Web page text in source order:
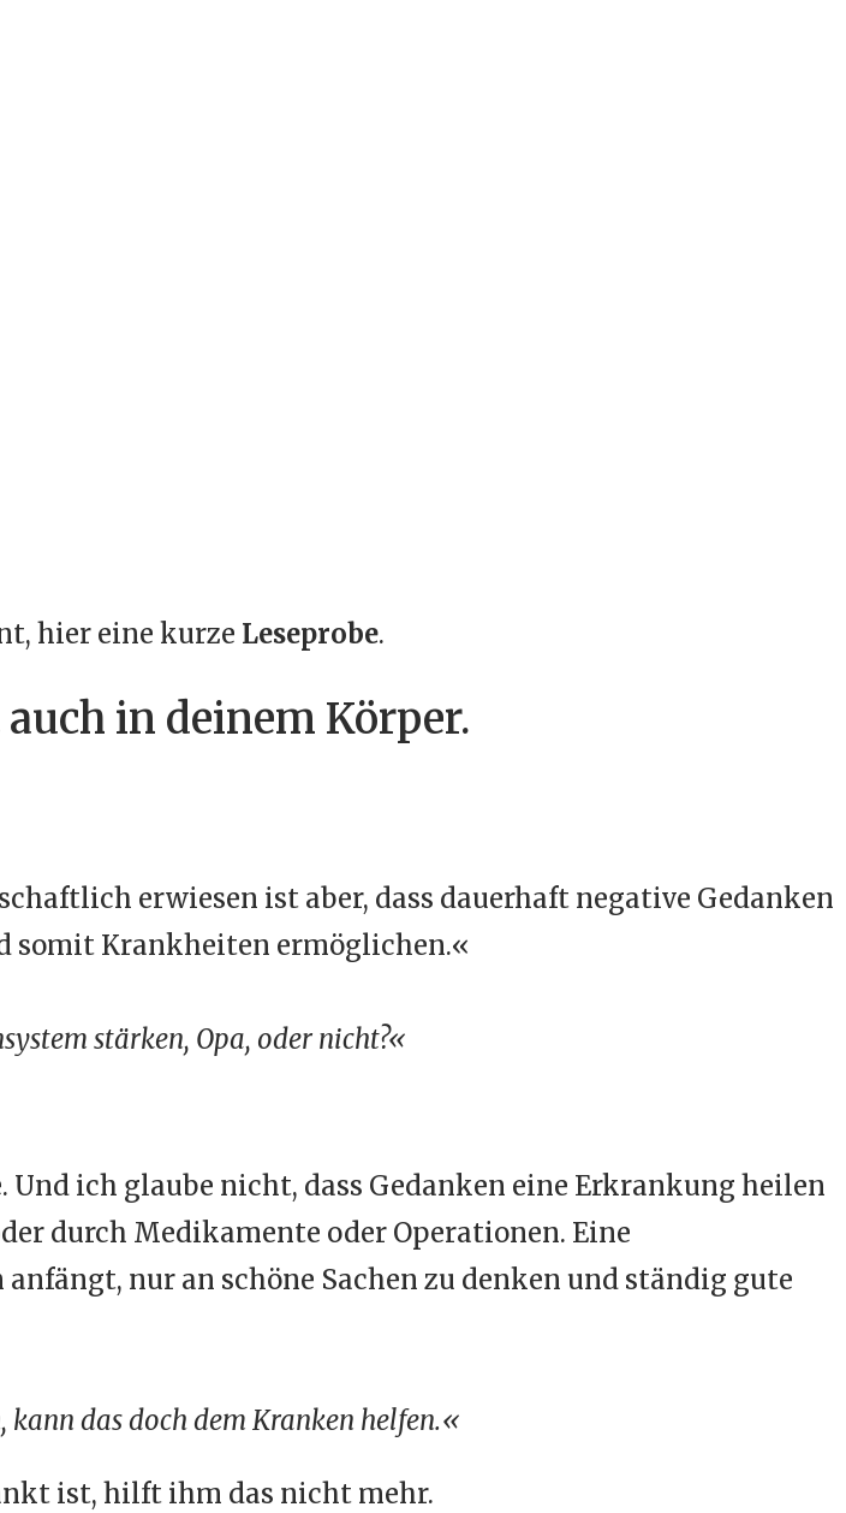
hier eine kurze Leseprobe.
in deinem Körper.
erwiesen ist aber, dass dauerhaft negative Gedanken
somit Krankheiten ermöglichen.«
stärken, Opa, oder nicht?«
Und ich glaube nicht, dass Gedanken eine Erkrankung heilen
durch Medikamente oder Operationen. Eine
nur an schöne Sachen zu denken und ständig gute
das doch dem Kranken helfen.«
ist, hilft ihm das nicht mehr.